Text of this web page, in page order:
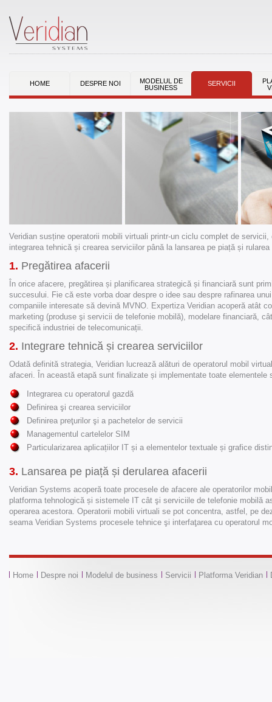
HOME DESPRE NOI
MODELUL DE
BUSINESS
SERVICII
Veridian susține operatorii mobili virtuali printr-un ciclu complet de servicii,
integrarea tehnică și crearea serviciilor până la lansarea pe piață și
1. Pregătirea afacerii
În orice afacere, pregătirea și planificarea strategică și financiară sunt
succesului. Fie că este vorba doar despre o idee sau despre rafinarea
companiile interesate să devină MVNO. Expertiza Veridian acoperă atât
marketing (produse şi servicii de telefonie mobilă), modelare financiară,
specifică industriei de telecomunicații.
2. Integrare tehnică și crearea serviciilor
Odată definită strategia, Veridian lucrează alături de operatorul mobil
afaceri. În această etapă sunt finalizate și implementate toate elementele
Integrarea cu operatorul gazdă
Definirea şi crearea serviciilor
Definirea preţurilor şi a pachetelor de servicii
Managementul cartelelor SIM
Particularizarea aplicațiilor IT și a elementelor textuale și grafice
3. Lansarea pe piață și derularea afacerii
Veridian Systems acoperă toate procesele de afacere ale operatorilor
platforma tehnologică și sistemele IT cât şi serviciile de telefonie mobilă
operarea acestora. Operatorii mobili virtuali se pot concentra, astfel, pe
seama Veridian Systems procesele tehnice şi interfaţarea cu operatorul
Home Despre noi Modelul de business Servicii Platforma Veridian